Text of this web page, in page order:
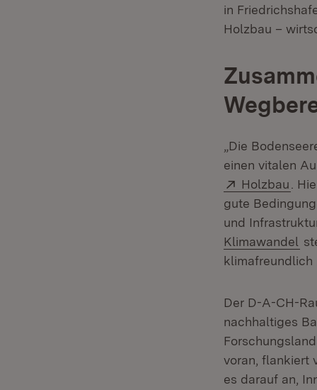
in
Holzbau –
„Die
einen vitalen
Extern:
Holzbau
.
gute
und
Klimawandel
klimafreundlich
Der D-A-CH-
nachhaltiges
voran, flankiert
es darauf an,